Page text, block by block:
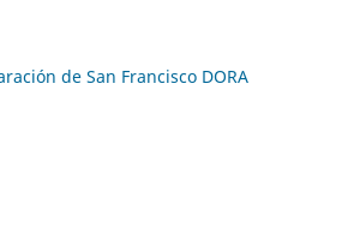
de San Francisco DORA